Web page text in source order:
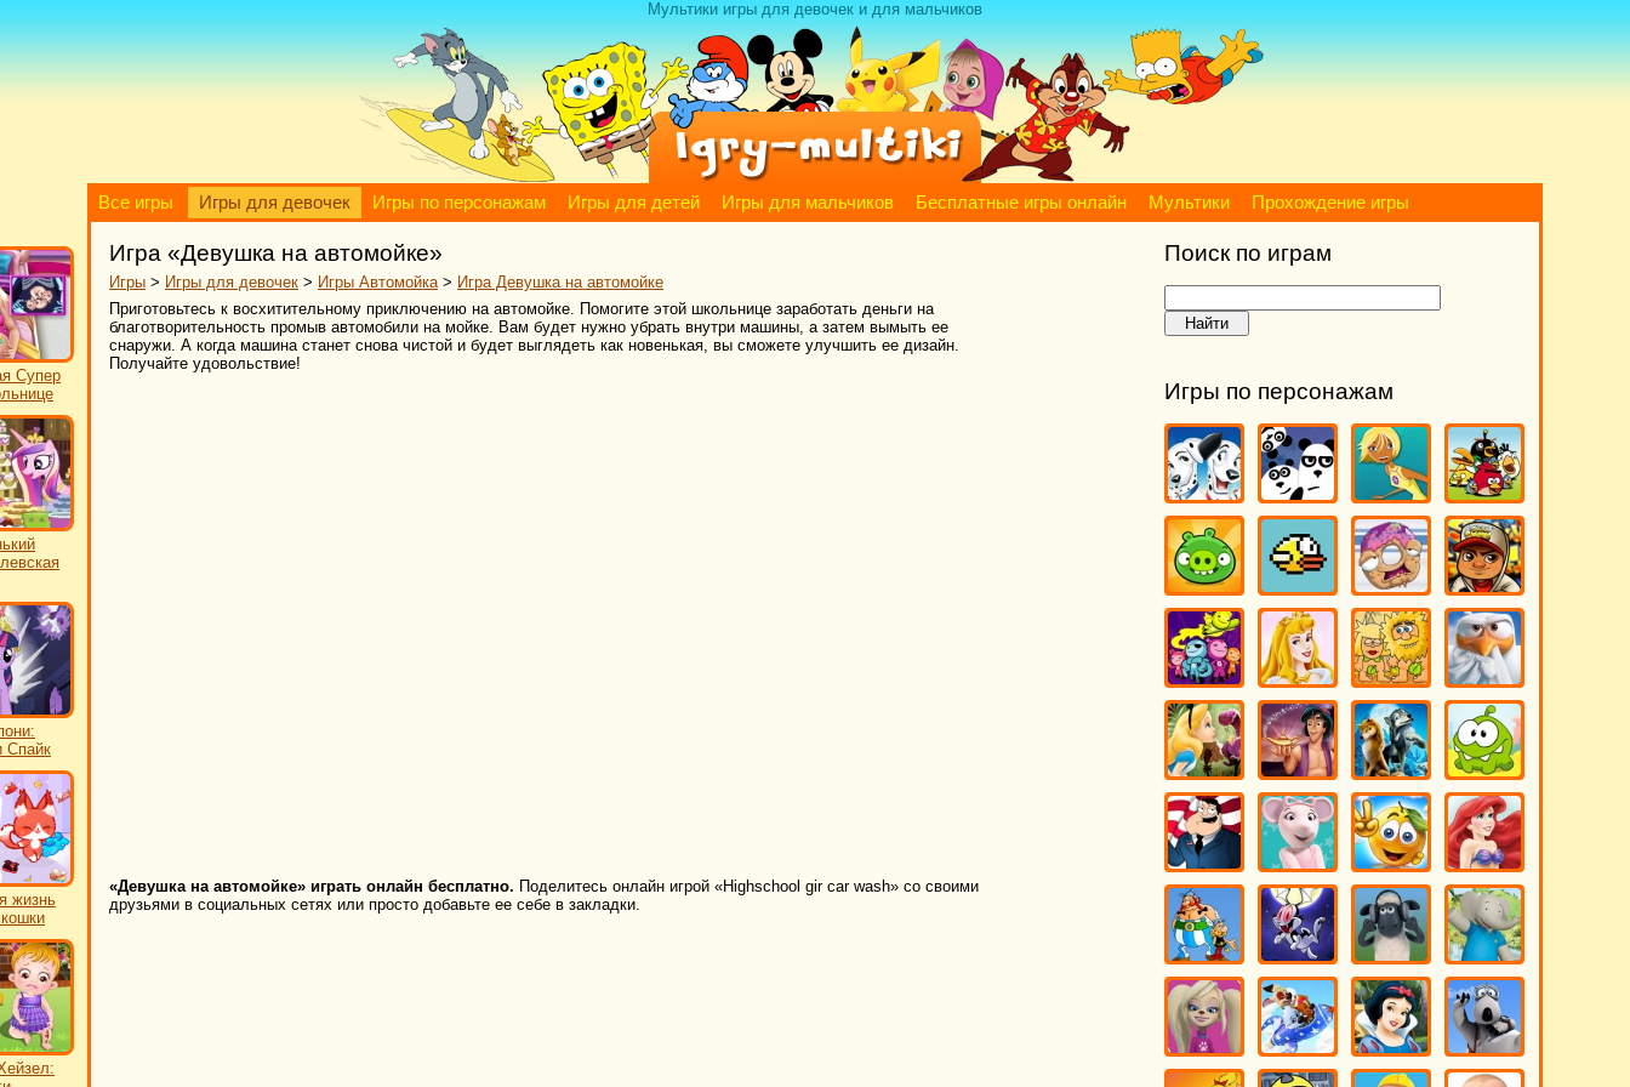
Мультики игры для девочек и для мальчиков
Все игры Игры для девочек Игры по персонажам Игры для детей Игры для мальчиков Бесплатные игры онлайн Мультики Прохождение игры
Супер
Спайк
жизнь
Игра «Девушка на автомойке»
Игры > Игры для девочек > Игры Автомойка> Игра Девушка на автомойке
Приготовьтесь к восхитительному приключению на автомойке. Помогите этой школьнице заработать деньги на
благотворительность промыв автомобили на мойке. Вам будет нужно убрать внутри машины, а затем вымыть ее
снаружи. А когда машина станет снова чистой и будет выглядеть как новенькая, вы сможете улучшить ее дизайн.
Получайте удовольствие!
«Девушка на автомойке» играть онлайн бесплатно. Поделитесь онлайн игрой «Highschool gir car wash» со своими
друзьями в социальных сетях или просто добавьте ее себе в закладки.
Поиск по играм
Игры по персонажам